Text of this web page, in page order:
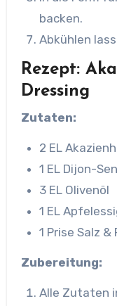
backen.
Abkühlen
Rezept:
Dressing
Zutaten:
2 EL
1 EL Dijon-
3 EL Olivenöl
1 EL
1 Prise Salz
Zubereitung:
Alle Zutaten